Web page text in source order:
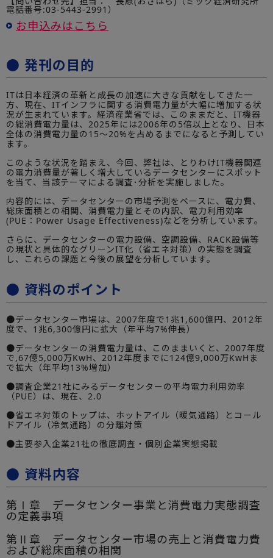
電話番号:03-5443-2991）
お申込みはこちら
● 発刊の目的
ITは日本経済の革新と成長の加速に大きな貢献をしてきた一
方、現在、ITインフラに関する消費電力量が大幅に増加する状
況が生まれています。経済産業省では、このままだと、IT機器
の総消費電力量は、2025年には2006年の5倍以上となり、日本
全体の消費電力量の15～20%を占めるまでになると予測してい
ます。
このような状況を踏まえ、今回、弊社は、とりわけIT機器関連
の電力消費量が著しく増大しているデータセンターにスポット
を当て、当該テーマによる調査･分析を実施しました。
内容的には、データセンターの市場予測をベースに、電力費、
総床面積との相関、消費電力量とその内訳、電力利用効率
(PUE：Power Usage Effectiveness)などを分析しています。
さらに、データセンターの電力設備、空調設備、RACK設備等
の現状と具体的なグリーンIT化（省エネ対策）の実態を調査
し、これらの課題と今後の展望を分析しています。
● 資料のポイント
●データセンター市場は、2007年度で1兆1,600億円、2012年
度で、1兆6,300億円に拡大（年平均7%伸長）
●データセンターの消費電力量は、このままいくと、2007年度
で,67億5,000万KwH、2012年度までに124億9,000万KwHま
で拡大（年平均13%増加）
●調査企業21社にみるデータセンターの平均電力利用効率
（PUE）は、現在、2.0
●省エネ対策のトップは、ホットアイル（暖気通路）とコール
ドアイル（冷気通路）の分離対策
●主要参入企業21社の徹底調査・個別企業実態掲載
● 資料内容
第Ⅰ章 データセンター事業と消費電力実態調査
の定義事項
第Ⅱ章 データセンター市場の売上と消費電力費
および総床面積の相関